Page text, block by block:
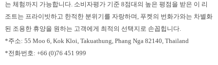
는 체험까지 가능합니다. 소비자평가 기준 8점대의 높은 평점을 받은 이 리
조트는 프라이빗하고 한적한 분위기를 자랑하며, 푸켓의 번화가와는 차별화
된 조용한 휴양을 원하는 고객에게 최적의 선택지로 손꼽힙니다.
*주소: 55 Moo 6, Kok Kloi, Takuathung, Phang Nga 82140, Thailand
*전화번호: +66 (0)76 451 999